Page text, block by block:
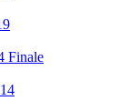
Finale